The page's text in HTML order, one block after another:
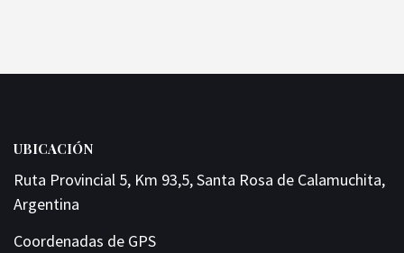
UBICACIÓN
Ruta Provincial 5, Km 93,5, Santa Rosa de Calamuchita,
Argentina
Coordenadas de GPS